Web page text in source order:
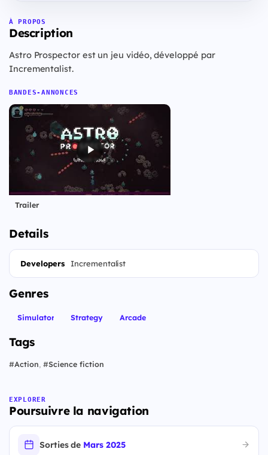
À PROPOS
Description
Astro Prospector est un jeu vidéo, développé par
Incrementalist.
BANDES-ANNONCES
Trailer
Details
Developers Incrementalist
Genres
Simulator Strategy Arcade
Tags
#Action, #Science fiction
EXPLORER
Poursuivre la navigation
Sorties de Mars 2025